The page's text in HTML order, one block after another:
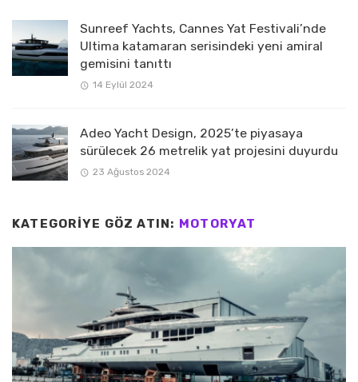
Sunreef Yachts, Cannes Yat Festivali’nde
Ultima katamaran serisindeki yeni amiral
gemisini tanıttı
14 Eylül 2024
Adeo Yacht Design, 2025’te piyasaya
sürülecek 26 metrelik yat projesini duyurdu
23 Ağustos 2024
KATEGORIYE GÖZ ATIN: MOTORYAT